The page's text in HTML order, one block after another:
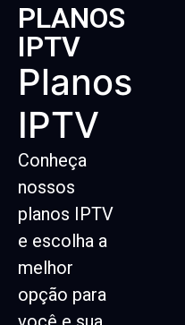
PLANOS
IPTV
Planos
IPTV
Conheça
nossos
planos IPTV
e escolha a
melhor
opção para